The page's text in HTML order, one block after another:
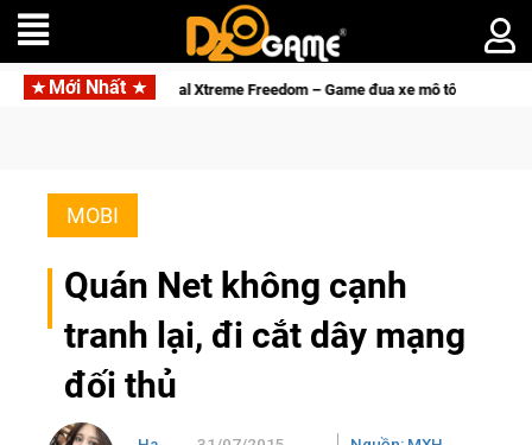
Mới Nhất
Trial Xtreme Freedom – Game đua xe mô tô PvP sở hữu vật lý siêu thực
MOBI
Quán Net không cạnh
tranh lại, đi cắt dây mạng
đối thủ